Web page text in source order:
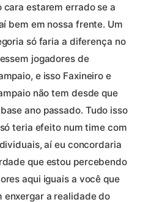
estarem errado se a
bem em nossa frente. Um
só faria a diferença no
jogadores de
e isso Faxineiro e
não tem desde que
ano passado. Tudo isso
teria efeito num time com
aí eu concordaria
que estou percebendo
aqui iguais a você que
enxergar a realidade do